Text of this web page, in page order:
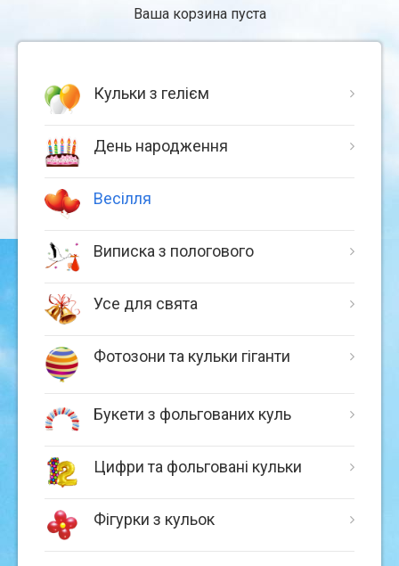
Ваша корзина пуста
Кульки з гелієм
День народження
Весілля
Виписка з пологового
Усе для свята
Фотозони та кульки гіганти
Букети з фольгованих куль
Цифри та фольговані кульки
Фігурки з кульок